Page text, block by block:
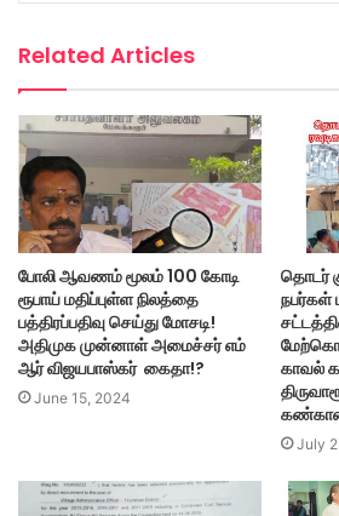
Related Articles
போலி ஆவணம் மூலம் 100 கோடி
ரூபாய் மதிப்புள்ள நிலத்தை
பத்திரப்பதிவு செய்து மோசடி!
அதிமுக முன்னாள் அமைச்சர் எம்
ஆர் விஜயபாஸ்கர் கைதா!?
June 15, 2024
தொடர்
நபர்கள்
காவல்
July